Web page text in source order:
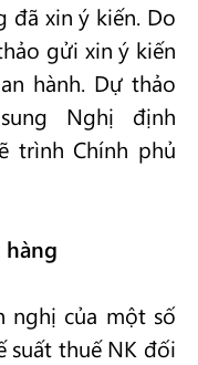
đã xin ý kiến. Do
gửi xin ý kiến
hành. Dự thảo
Nghị định
trình Chính phủ
nghị của một số
suất thuế NK đối